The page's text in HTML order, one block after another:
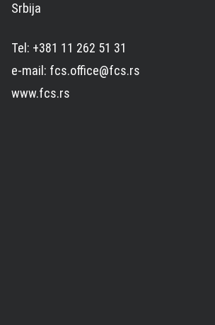
Srbija
Tel: +381 11 262 51 31
e-mail: fcs.office@fcs.rs
www.fcs.rs